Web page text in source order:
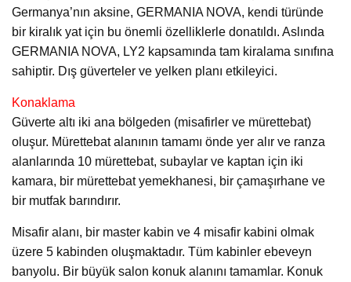
Germanya’nın aksine, GERMANIA NOVA, kendi türünde
bir kiralık yat için bu önemli özelliklerle donatıldı. Aslında
GERMANIA NOVA, LY2 kapsamında tam kiralama sınıfına
sahiptir. Dış güverteler ve yelken planı etkileyici.
Konaklama
Güverte altı iki ana bölgeden (misafirler ve mürettebat)
oluşur. Mürettebat alanının tamamı önde yer alır ve ranza
alanlarında 10 mürettebat, subaylar ve kaptan için iki
kamara, bir mürettebat yemekhanesi, bir çamaşırhane ve
bir mutfak barındırır.
Misafir alanı, bir master kabin ve 4 misafir kabini olmak
üzere 5 kabinden oluşmaktadır. Tüm kabinler ebeveyn
banyolu. Bir büyük salon konuk alanını tamamlar. Konuk